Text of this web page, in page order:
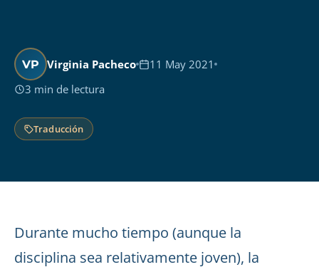
VP Virginia Pacheco
11 May 2021
3 min de lectura
Traducción
Durante mucho tiempo (aunque la
disciplina sea relativamente joven), la